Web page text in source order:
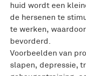
huid wordt een
de hersenen te
te werken,
bevorderd.
Voorbeelden van
slapen, depressie,